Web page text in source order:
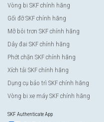
Vòng bi SKF chính hãng
Gối đỡ SKF chính hãng
Mỡ bôi trơn SKF chính hãng
Dây đai SKF chính hãng
Phớt chặn SKF chính hãng
Xích tải SKF chính hãng
Dụng cụ bảo trì SKF chính hãng
Vòng bi xe máy SKF chính hãng
SKF Authenticate App